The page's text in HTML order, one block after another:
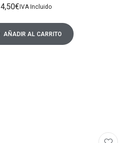
4,50€IVA Incluido
AÑADIR AL CARRITO